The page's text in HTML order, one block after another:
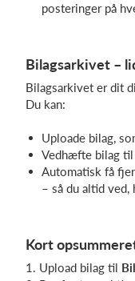
posteringer på
Bilagsarkivet –
Bilagsarkivet er dit
Du kan:
Uploade bilag,
Vedhæfte bilag til
Automatisk få
– så du altid ved,
Kort
1. Upload bilag til